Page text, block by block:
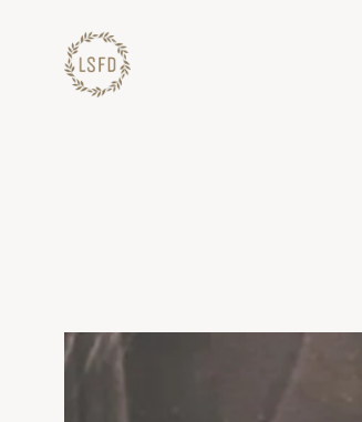
konten